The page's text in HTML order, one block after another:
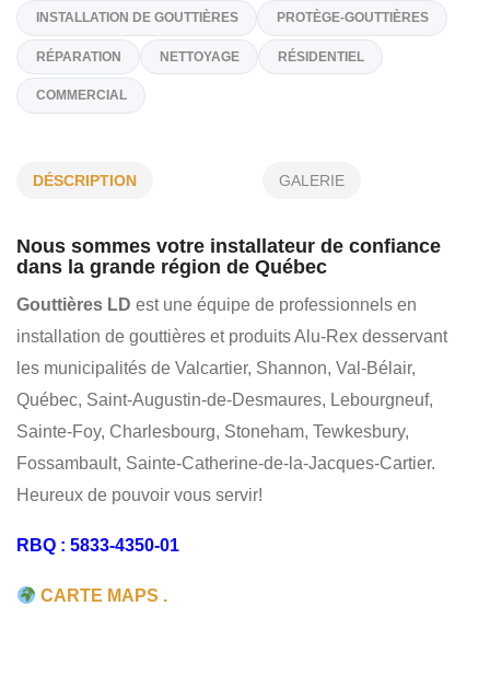
Sur Demande
lundy@gouttieresld.com
https://gouttieresld.com/fr/
RÉPARATION NETTOYAGE RÉSIDENTIEL
DÉSCRIPTION GALERIE
Nous sommes votre installateur de confiance
dans la grande région de Québec
​Gouttières LD est une équipe de professionnels en
installation de gouttières et produits Alu-Rex desservant
les municipalités de Valcartier, Shannon, Val-Bélair,
Québec, Saint-Augustin-de-Desmaures, Lebourgneuf,
Sainte-Foy, Charlesbourg, Stoneham, Tewkesbury,
Fossambault, Sainte-Catherine-de-la-Jacques-Cartier.
Heureux de pouvoir vous servir!
RBQ : 5833-4350-01
CARTE MAPS .